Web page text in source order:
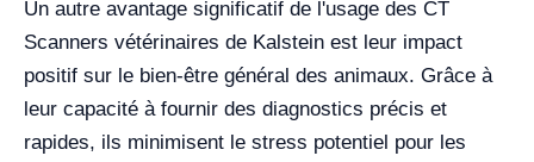
Un autre avantage significatif de l'usage des CT
Scanners vétérinaires de Kalstein est leur impact
positif sur le bien-être général des animaux. Grâce à
leur capacité à fournir des diagnostics précis et
rapides, ils minimisent le stress potentiel pour les